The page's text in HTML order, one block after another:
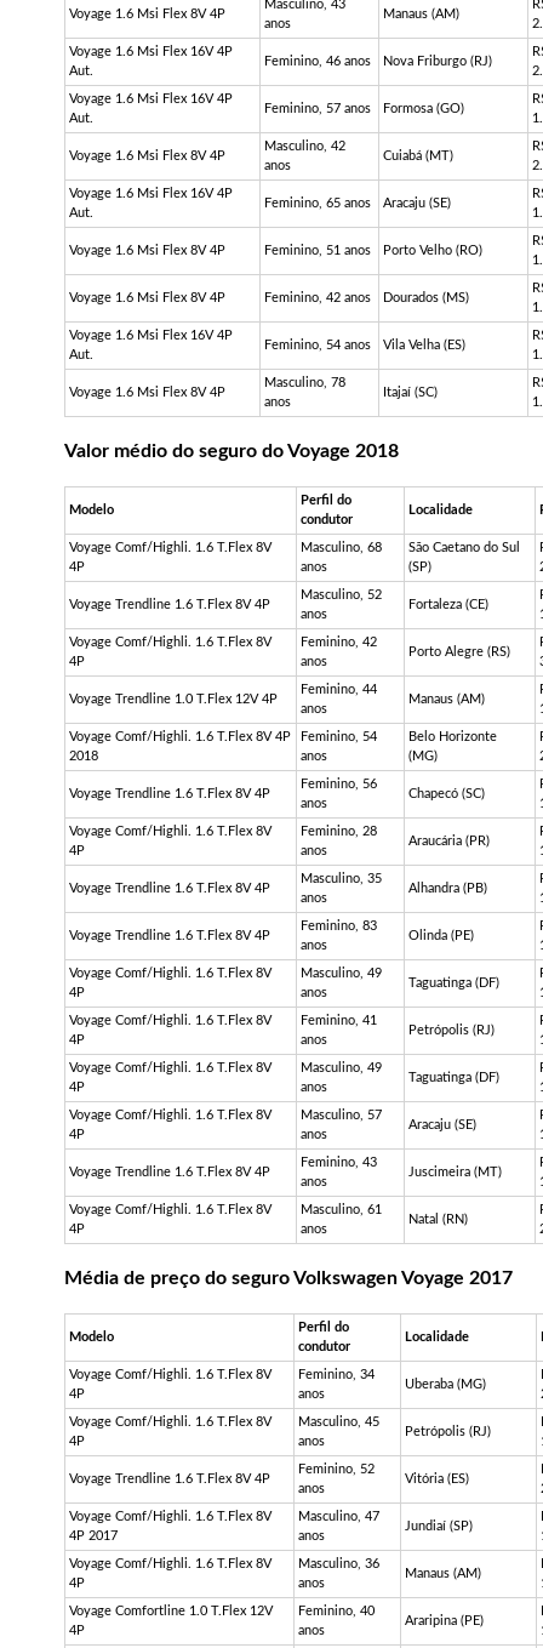
Voyage 1.6 Msi Flex 8V 4P
Masculino, 43
anos
Manaus (AM)
Voyage 1.6 Msi Flex 16V 4P
Aut.
Feminino, 46 anos Nova Friburgo (RJ)
Voyage 1.6 Msi Flex 16V 4P
Aut.
Feminino, 57 anos Formosa (GO)
Voyage 1.6 Msi Flex 8V 4P
Masculino, 42
anos
Cuiabá (MT)
Voyage 1.6 Msi Flex 16V 4P
Aut.
Feminino, 65 anos Aracaju (SE)
Voyage 1.6 Msi Flex 8V 4P Feminino, 51 anos Porto Velho (RO)
Voyage 1.6 Msi Flex 8V 4P Feminino, 42 anos Dourados (MS)
Voyage 1.6 Msi Flex 16V 4P
Aut.
Feminino, 54 anos Vila Velha (ES)
Voyage 1.6 Msi Flex 8V 4P
Masculino, 78
anos
Itajaí (SC)
Valor médio do seguro do Voyage 2018
Modelo
Perfil do
condutor
Localidade
Voyage Comf/ Highli . 1.6 T.Flex8V
4P
Masculino, 68
anos
São Caetano do Sul
(SP)
Voyage Trendline1.6 T.Flex8V 4P
Masculino, 52
anos
Fortaleza (CE)
Voyage Comf/ Highli . 1.6 T.Flex8V
4P
Feminino, 42
anos
Porto Alegre (RS)
Voyage Trendline1.0 T.Flex12V 4P
Feminino, 44
anos
Manaus (AM)
Voyage Comf/ Highli . 1.6 T.Flex8V 4P
2018
Feminino, 54
anos
Belo Horizonte
(MG)
Voyage Trendline1.6 T.Flex8V 4P
Feminino, 56
anos
Chapecó (SC)
Voyage Comf/ Highli . 1.6 T.Flex8V
4P
Feminino, 28
anos
Araucária (PR)
Voyage Trendline1.6 T.Flex8V 4P
Masculino, 35
anos
Alhandra (PB)
Voyage Trendline1.6 T.Flex8V 4P
Feminino, 83
anos
Olinda (PE)
Voyage Comf/ Highli . 1.6 T.Flex8V
4P
Masculino, 49
anos
Taguatinga (DF)
Voyage Comf/ Highli . 1.6 T.Flex8V
4P
Feminino, 41
anos
Petrópolis (RJ)
Voyage Comf/ Highli . 1.6 T.Flex8V
4P
Masculino, 49
anos
Taguatinga (DF)
Voyage Comf/ Highli . 1.6 T.Flex8V
4P
Masculino, 57
anos
Aracaju (SE)
Voyage Trendline1.6 T.Flex8V 4P
Feminino, 43
anos
Juscimeira (MT)
Voyage Comf/ Highli . 1.6 T.Flex8V
4P
Masculino, 61
anos
Natal (RN)
Média de preço do seguro Volkswagen Voyage 2017
Modelo
Perfil do
condutor
Localidade
Voyage Comf/ Highli . 1.6 T.Flex8V
4P
Feminino, 34
anos
Uberaba (MG)
Voyage Comf/ Highli . 1.6 T.Flex8V
4P
Masculino, 45
anos
Petrópolis (RJ)
Voyage Trendline1.6 T.Flex8V 4P
Feminino, 52
anos
Vitória (ES)
Voyage Comf/ Highli . 1.6 T.Flex8V
4P 2017
Masculino, 47
anos
Jundiaí (SP)
Voyage Comf/ Highli . 1.6 T.Flex8V
4P
Masculino, 36
anos
Manaus (AM)
Voyage Comfortline1.0 T.Flex12V
4P
Feminino, 40
anos
Araripina (PE)